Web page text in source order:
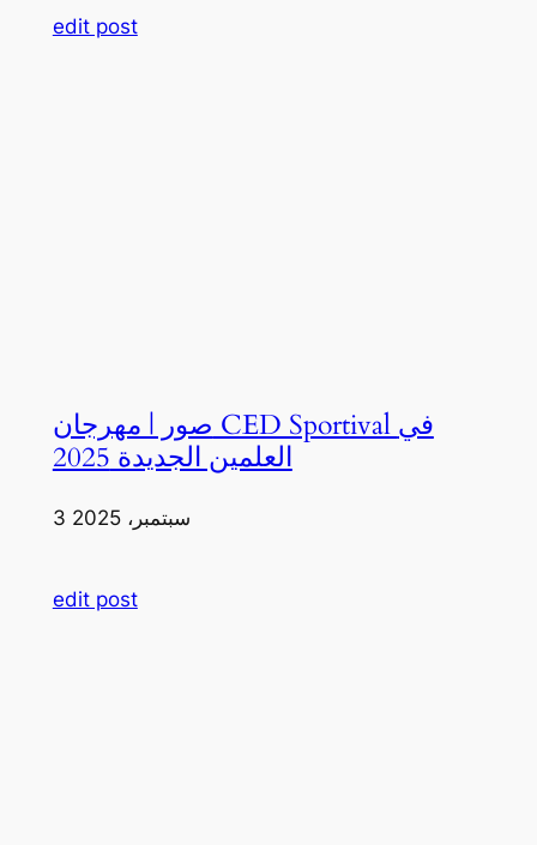
edit post
صور | مهرجان CED Sportival في
العلمين الجديدة 2025
3 سبتمبر، 2025
edit post